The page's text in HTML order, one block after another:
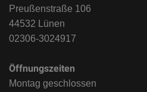
Preußenstraße 106
44532 Lünen
02306-3024917
Öffnungszeiten
Montag geschlossen